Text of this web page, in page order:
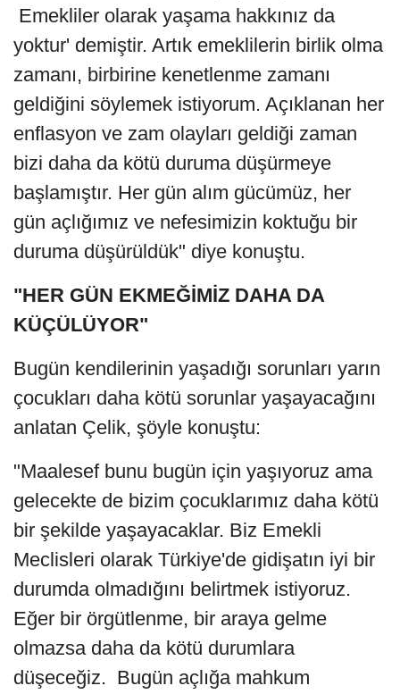
Emekliler olarak yaşama hakkınız da
yoktur' demiştir. Artık emeklilerin birlik olma
zamanı, birbirine kenetlenme zamanı
geldiğini söylemek istiyorum. Açıklanan her
enflasyon ve zam olayları geldiği zaman
bizi daha da kötü duruma düşürmeye
başlamıştır. Her gün alım gücümüz, her
gün açlığımız ve nefesimizin koktuğu bir
duruma düşürüldük" diye konuştu.
"HER GÜN EKMEĞİMİZ DAHA DA
KÜÇÜLÜYOR"
Bugün kendilerinin yaşadığı sorunları yarın
çocukları daha kötü sorunlar yaşayacağını
anlatan Çelik, şöyle konuştu:
"Maalesef bunu bugün için yaşıyoruz ama
gelecekte de bizim çocuklarımız daha kötü
bir şekilde yaşayacaklar. Biz Emekli
Meclisleri olarak Türkiye'de gidişatın iyi bir
durumda olmadığını belirtmek istiyoruz.
Eğer bir örgütlenme, bir araya gelme
olmazsa daha da kötü durumlara
düşeceğiz. Bugün açlığa mahkum